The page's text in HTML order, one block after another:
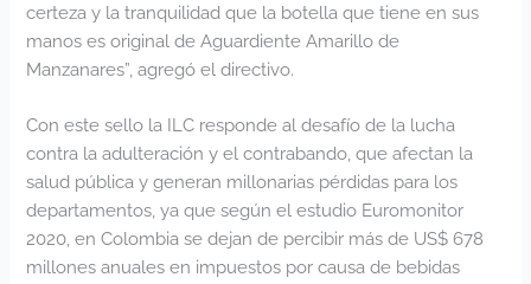
certeza y la tranquilidad que la botella que tiene en sus
manos es original de Aguardiente Amarillo de
Manzanares”, agregó el directivo.
Con este sello la ILC responde al desafío de la lucha
contra la adulteración y el contrabando, que afectan la
salud pública y generan millonarias pérdidas para los
departamentos, ya que según el estudio Euromonitor
2020, en Colombia se dejan de percibir más de US$ 678
millones anuales en impuestos por causa de bebidas